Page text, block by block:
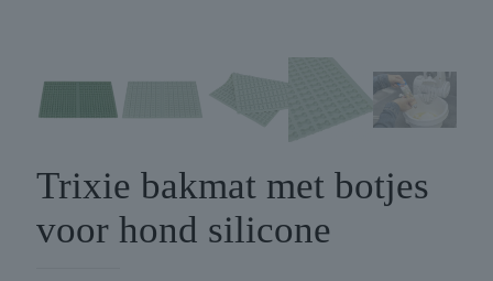
Trixie bakmat met botjes
voor hond silicone